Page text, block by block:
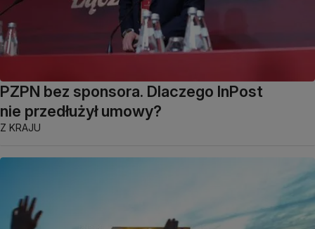
PZPN bez sponsora. Dlaczego InPost
nie przedłużył umowy?
Z KRAJU